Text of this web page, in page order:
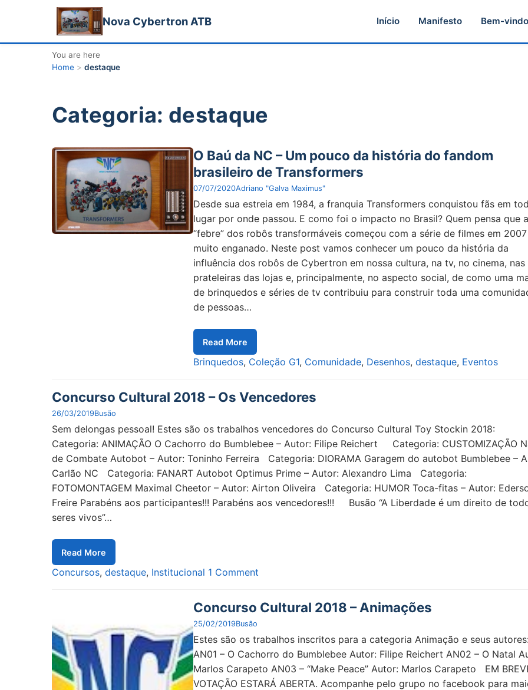
Nova Cybertron ATB Início Manifesto Bem-vindo
You are here
Home > destaque
Categoria: destaque
O Baú da NC – Um pouco da história do fandom
brasileiro de Transformers
07/07/2020Adriano "Galva Maximus"
Desde sua estreia em 1984, a franquia Transformers conquistou fãs em
lugar por onde passou. E como foi o impacto no Brasil? Quem pensa que a
“febre” dos robôs transformáveis começou com a série de filmes em
muito enganado. Neste post vamos conhecer um pouco da história da
influência dos robôs de Cybertron em nossa cultura, na tv, no cinema, nas
prateleiras das lojas e, principalmente, no aspecto social, de como uma
de brinquedos e séries de tv contribuiu para construir toda uma
de pessoas…
Read More
Brinquedos, Coleção G1, Comunidade, Desenhos, destaque, Eventos
Concurso Cultural 2018 – Os Vencedores
26/03/2019Busão
Sem delongas pessoal! Estes são os trabalhos vencedores do Concurso Cultural Toy Stockin 2018:
Categoria: ANIMAÇÃO O Cachorro do Bumblebee – Autor: Filipe Reichert Categoria: CUSTOMIZAÇÃO
de Combate Autobot – Autor: Toninho Ferreira Categoria: DIORAMA Garagem do autobot Bumblebee –
Carlão NC Categoria: FANART Autobot Optimus Prime – Autor: Alexandro Lima Categoria:
FOTOMONTAGEM Maximal Cheetor – Autor: Airton Oliveira Categoria: HUMOR Toca-fitas – Autor:
Freire Parabéns aos participantes!!! Parabéns aos vencedores!!! Busão “A Liberdade é um direito de
seres vivos”…
Read More
Concursos, destaque, Institucional 1 Comment
Concurso Cultural 2018 – Animações
25/02/2019Busão
Estes são os trabalhos inscritos para a categoria Animação e seus autores:
AN01 – O Cachorro do Bumblebee Autor: Filipe Reichert AN02 – O Natal
Marlos Carapeto AN03 – “Make Peace” Autor: Marlos Carapeto EM
VOTAÇÃO ESTARÁ ABERTA. Acompanhe pelo grupo no facebook para